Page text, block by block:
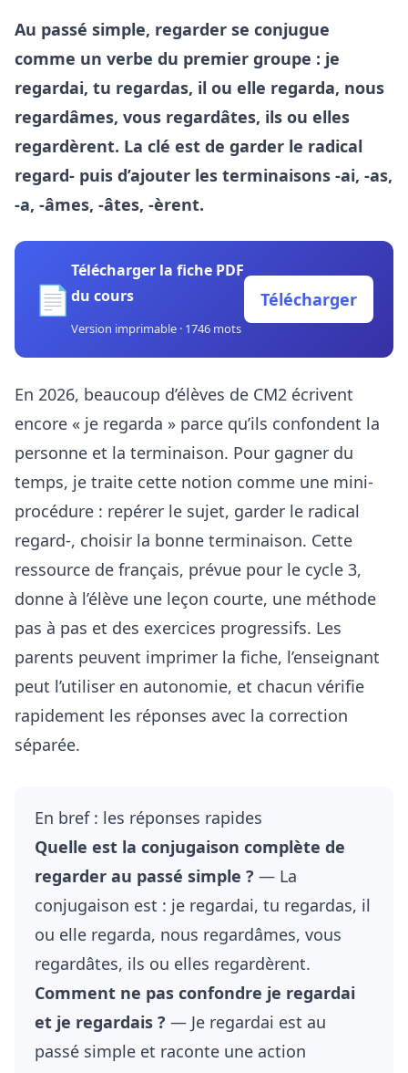
Au passé simple, regarder se conjugue
comme un verbe du premier groupe : je
regardai, tu regardas, il ou elle regarda, nous
regardâmes, vous regardâtes, ils ou elles
regardèrent. La clé est de garder le radical
regard- puis d’ajouter les terminaisons -ai, -as,
-a, -âmes, -âtes, -èrent.
📄
Télécharger la fiche PDF
du cours
Version imprimable · 1746 mots
Télécharger
En 2026, beaucoup d’élèves de CM2 écrivent
encore « je regarda » parce qu’ils confondent la
personne et la terminaison. Pour gagner du
temps, je traite cette notion comme une mini-
procédure : repérer le sujet, garder le radical
regard-, choisir la bonne terminaison. Cette
ressource de français, prévue pour le cycle 3,
donne à l’élève une leçon courte, une méthode
pas à pas et des exercices progressifs. Les
parents peuvent imprimer la fiche, l’enseignant
peut l’utiliser en autonomie, et chacun vérifie
rapidement les réponses avec la correction
séparée.
En bref : les réponses rapides
Quelle est la conjugaison complète de
regarder au passé simple ? — La
conjugaison est : je regardai, tu regardas, il
ou elle regarda, nous regardâmes, vous
regardâtes, ils ou elles regardèrent.
Comment ne pas confondre je regardai
et je regardais ? — Je regardai est au
passé simple et raconte une action